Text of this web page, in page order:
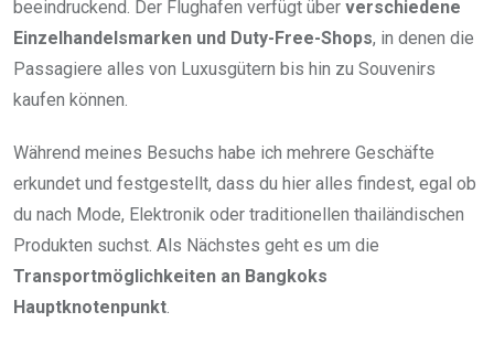
beeindruckend. Der Flughafen verfügt über verschiedene
Einzelhandelsmarken und Duty-Free-Shops, in denen die
Passagiere alles von Luxusgütern bis hin zu Souvenirs
kaufen können.
Während meines Besuchs habe ich mehrere Geschäfte
erkundet und festgestellt, dass du hier alles findest, egal ob
du nach Mode, Elektronik oder traditionellen thailändischen
Produkten suchst. Als Nächstes geht es um die
Transportmöglichkeiten an Bangkoks
Hauptknotenpunkt.